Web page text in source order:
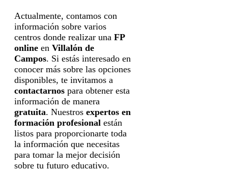
Actualmente, contamos con
información sobre varios
centros donde realizar una FP
online en Villalón de
Campos. Si estás interesado en
conocer más sobre las opciones
disponibles, te invitamos a
contactarnos para obtener esta
información de manera
gratuita. Nuestros expertos en
formación profesional están
listos para proporcionarte toda
la información que necesitas
para tomar la mejor decisión
sobre tu futuro educativo.